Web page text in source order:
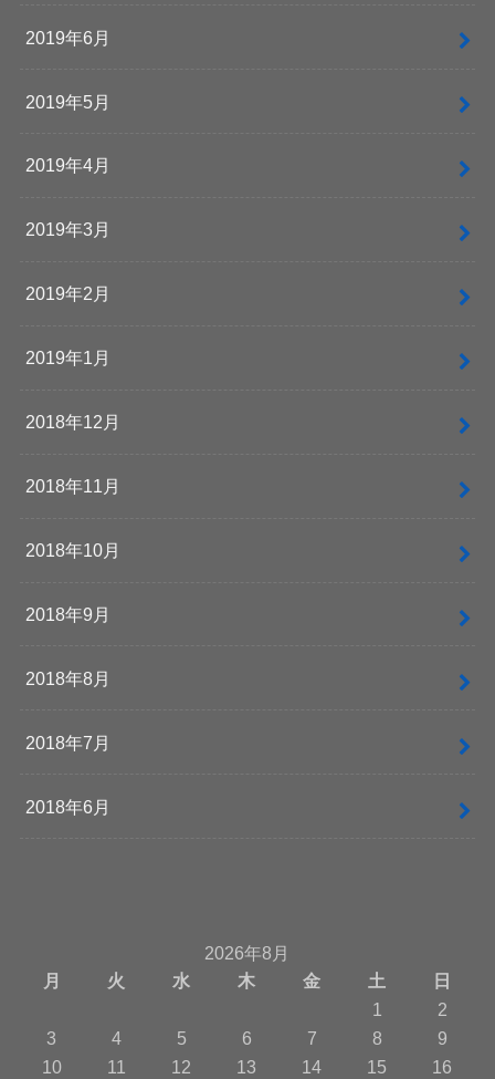
2019年6月
2019年5月
2019年4月
2019年3月
2019年2月
2019年1月
2018年12月
2018年11月
2018年10月
2018年9月
2018年8月
2018年7月
2018年6月
2026年8月
月
火 水 木 金 土
日
1
2
3
4 5 6 7 8
9
10
11 12 13 14 15 16